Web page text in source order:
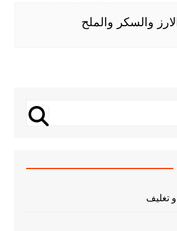
والسكر والملح